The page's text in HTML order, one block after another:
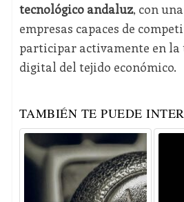
tecnológico andaluz, con
empresas capaces de
participar activamente en
digital del tejido económico.
TAMBIÉN TE PUEDE